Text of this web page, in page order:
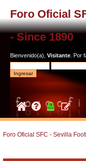
Foro Oficial
- Since 1890
Bienvenido(a), Visitante . Por
Foro Oficial SFC - Sevilla